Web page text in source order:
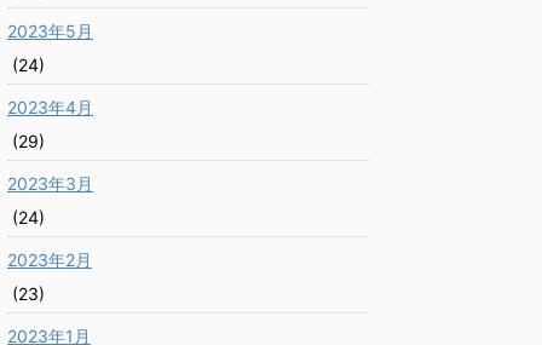
2023年5月
(24)
2023年4月
(29)
2023年3月
(24)
2023年2月
(23)
2023年1月